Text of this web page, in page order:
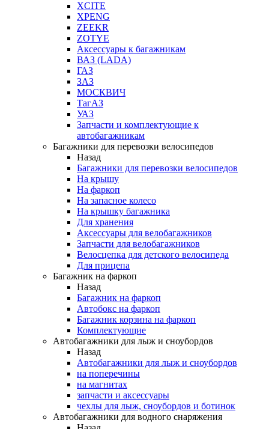
XCITE
XPENG
ZEEKR
ZOTYE
Аксессуары к багажникам
ВАЗ (LADA)
ГАЗ
ЗАЗ
МОСКВИЧ
ТагАЗ
УАЗ
Запчасти и комплектующие к
автобагажникам
Багажники для перевозки велосипедов
Назад
Багажники для перевозки велосипедов
На крышу
На фаркоп
На запасное колесо
На крышку багажника
Для хранения
Аксессуары для велобагажников
Запчасти для велобагажников
Велосцепка для детского велосипеда
Для прицепа
Багажник на фаркоп
Назад
Багажник на фаркоп
Автобокс на фаркоп
Багажник корзина на фаркоп
Комплектующие
Автобагажники для лыж и сноубордов
Назад
Автобагажники для лыж и сноубордов
на поперечины
на магнитах
запчасти и аксессуары
чехлы для лыж, сноубордов и ботинок
Автобагажники для водного снаряжения